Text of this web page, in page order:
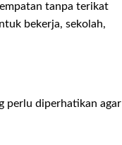
tanpa terikat
bekerja, sekolah,
perlu diperhatikan agar